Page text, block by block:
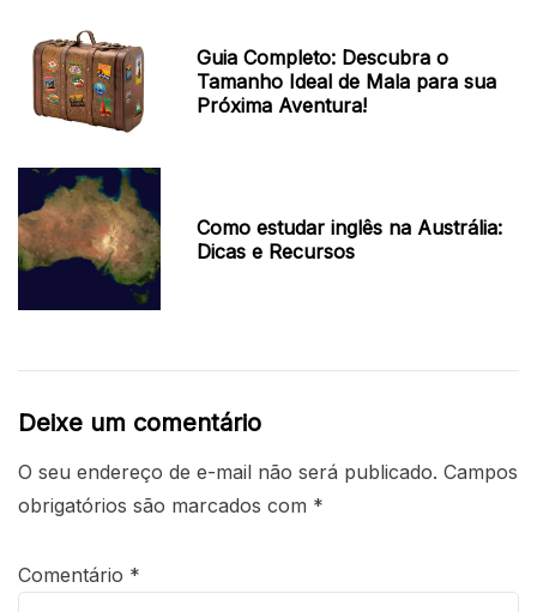
Guia Completo: Descubra o
Tamanho Ideal de Mala para sua
Próxima Aventura!
Como estudar inglês na Austrália:
Dicas e Recursos
Deixe um comentário
O seu endereço de e-mail não será publicado. Campos
obrigatórios são marcados com *
Comentário *